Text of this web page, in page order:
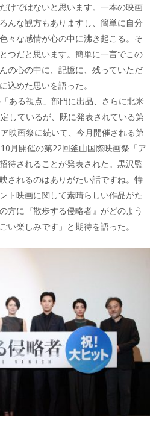
けではないと思います。一本の映画
んな観方もありますし、簡単に自分
々な感情が心の中に沸き起こる。そ
つだと思います。簡単に一言でこの
の心の中に、記憶に、残っていただ
込めた思いを語った。
ある視点」部門に出品、さらに北米
しているが、既に発表されている第
映画祭に続いて、今月開催される第
月開催の第22回釜山国際映画祭「ア
待されることが発表された。黒沢監
されるのはありがたい話ですね。特
ト映画に関して素晴らしい作品がた
方に『散歩する侵略者』がどのよう
い楽しみです」と期待を語った。